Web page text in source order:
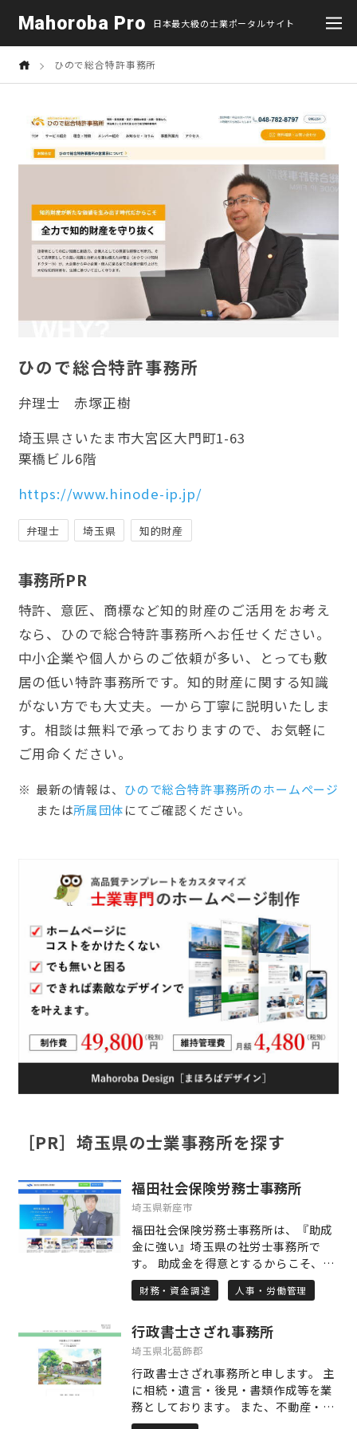
Mahoroba Pro 日本最大級の士業ポータルサイト
ひので総合特許事務所
ひので総合特許事務所
弁理士
赤塚正樹
埼玉県さいたま市大宮区大門町1-63
栗橋ビル6階
https://www.hinode-ip.jp/
弁理士 埼玉県 知的財産
事務所PR
特許、意匠、商標など知的財産のご活用をお考え
なら、ひので総合特許事務所へお任せください。
中小企業や個人からのご依頼が多い、とっても敷
居の低い特許事務所です。知的財産に関する知識
がない方でも大丈夫。一から丁寧に説明いたしま
す。相談は無料で承っておりますので、お気軽に
ご用命ください。
最新の情報は、 ひので総合特許事務所のホームぺージ
または所属団体にてご確認ください。
［PR］埼玉県の士業事務所を探す
福田社会保険労務士事務所
埼玉県新座市
福田社会保険労務士事務所は、『助成
金に強い』埼玉県の社労士事務所で
す。 助成金を得意とするからこそ、顧
問契約や着手金など一切なく、完全成
果報酬で申請代行させていただきま
談から手続き代行業務、就業規則など
幅広い業務に対して、情熱的かつスピ
ーディーにサポートいたします。 ま
た、当事務所は税理士事務所との提携
もあり、労務に加えて財務面までカバ
ーすることが可能ですので、経営をワ
財務・資金調達 人事・労働管理
行政書士さざれ事務所
埼玉県北葛飾郡
行政書士さざれ事務所と申します。 主
に相続・遺言・後見・書類作成等を業
務としております。 また、不動産・建
築・リフォームの実務を長年行ってお